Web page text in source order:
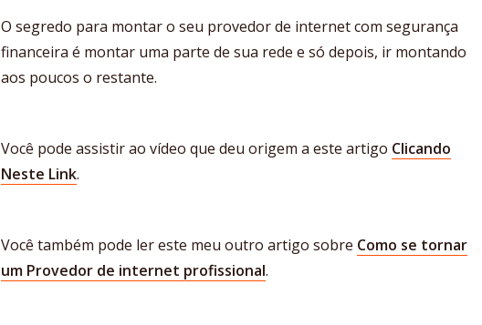
O segredo para montar o seu provedor de internet com segurança
financeira é montar uma parte de sua rede e só depois, ir montando
aos poucos o restante.
Você pode assistir ao vídeo que deu origem a este artigo Clicando
Neste Link.
Você também pode ler este meu outro artigo sobre Como se tornar
um Provedor de internet profissional.